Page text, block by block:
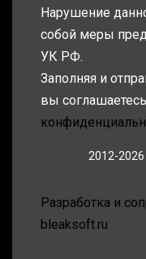
Нарушение
собой меры
УК РФ.
Заполняя и
вы
2012-
Разработка и
bleaksoft.ru